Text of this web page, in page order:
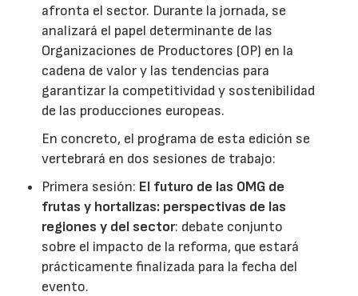
afronta el sector. Durante la jornada, se
analizará el papel determinante de las
Organizaciones de Productores (OP) en la
cadena de valor y las tendencias para
garantizar la competitividad y sostenibilidad
de las producciones europeas.
En concreto, el programa de esta edición se
vertebrará en dos sesiones de trabajo:
Primera sesión: El futuro de las OMG de
frutas y hortalizas: perspectivas de las
regiones y del sector: debate conjunto
sobre el impacto de la reforma, que estará
prácticamente finalizada para la fecha del
evento.